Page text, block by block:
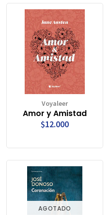
Voyaleer
Amor y Amistad
$12.000
AGOTADO